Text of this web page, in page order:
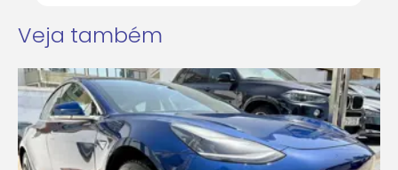
Veja também